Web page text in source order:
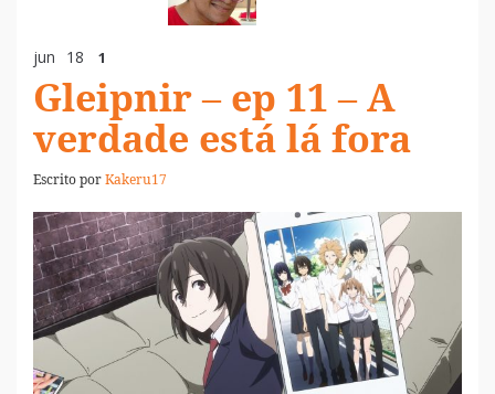
jun 18 1
Gleipnir – ep 11 – A
verdade está lá fora
Escrito porKakeru17